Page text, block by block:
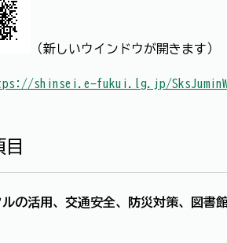
（新しいウインドウが開きます）
shinsei.e-fukui.lg.jp/
目
ルの活用、交通安全、防災対策、図書